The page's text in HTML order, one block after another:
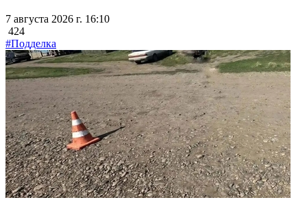
7 августа 2026 г. 16:10
424
#Подделка